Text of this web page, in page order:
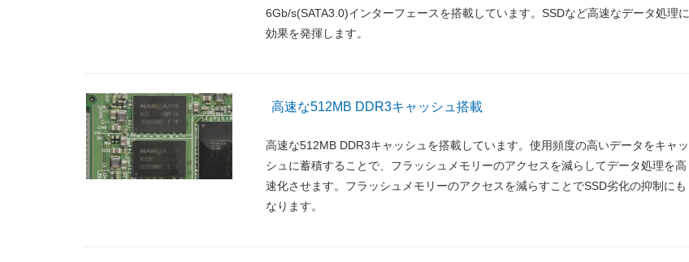
6Gb/s(SATA3.0)インターフェースを搭載しています。SSDなど高速なデータ処理に
効果を発揮します。
高速な512MB DDR3キャッシュ搭載
高速な512MB DDR3キャッシュを搭載しています。使用頻度の高いデータをキャッ
シュに蓄積することで、フラッシュメモリーのアクセスを減らしてデータ処理を高
速化させます。フラッシュメモリーのアクセスを減らすことでSSD劣化の抑制にも
なります。